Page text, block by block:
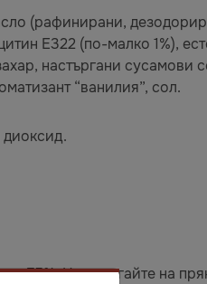
(рафинирани,
Е322 (по-малко 1%),
настъргани сусамови
“ванилия”, сол.
75%. Не излагайте на